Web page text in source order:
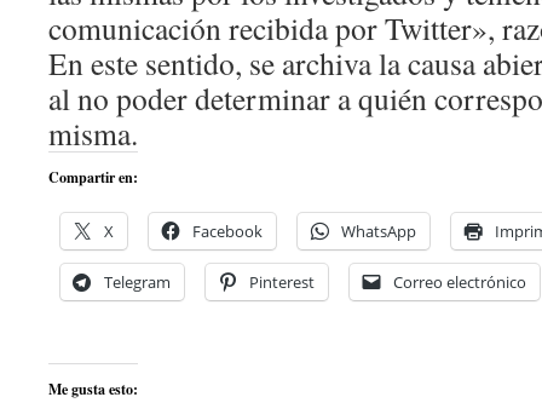
comunicación recibida por Twitter»,
En este sentido, se archiva la causa
al no poder determinar a quién
misma.
Compartir en:
X Facebook WhatsApp
Telegram Pinterest Correo electrónico
Me gusta esto: